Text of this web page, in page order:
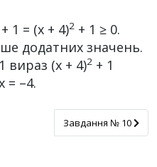
1 = (х + 4)2 + 1 ≥ 0.
додатних значень.
вираз (х + 4)2 + 1
= –4.
Завдання № 10
Завдання № 10